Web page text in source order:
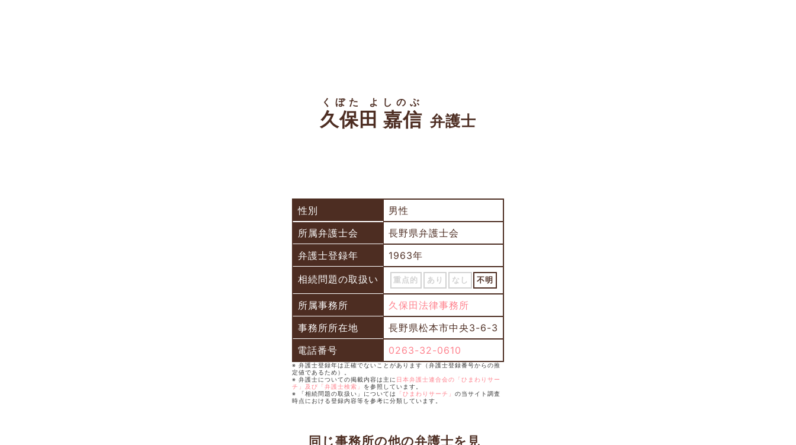
久保田 嘉信
くぼた よしのぶ
弁護士
性別
男性
所属弁護士会
長野県弁護士会
弁護士登録年
1963年
相続問題の取扱い
重点的 あり なし 不明
所属事務所
久保田法律事務所
事務所所在地
長野県松本市中央3-6-3
電話番号
0263-32-0610
※ 弁護士登録年は正確でないことがあります（弁護士登録番号からの推
定値であるため）。
※ 弁護士についての掲載内容は主に 日本弁護士連合会の「ひまわりサー
チ」及び「弁護士検索」 を参照しています。
※ 「相続問題の取扱い」については
「ひまわりサーチ」 の当サイト調査
時点における登録内容等を参考に分類しています。
同じ事務所の他の弁護士を見